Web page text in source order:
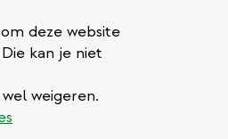
deze website
kan je niet
weigeren.